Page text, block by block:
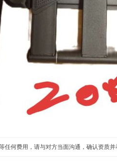
任何费用，请与对方当面沟通，确认资质并